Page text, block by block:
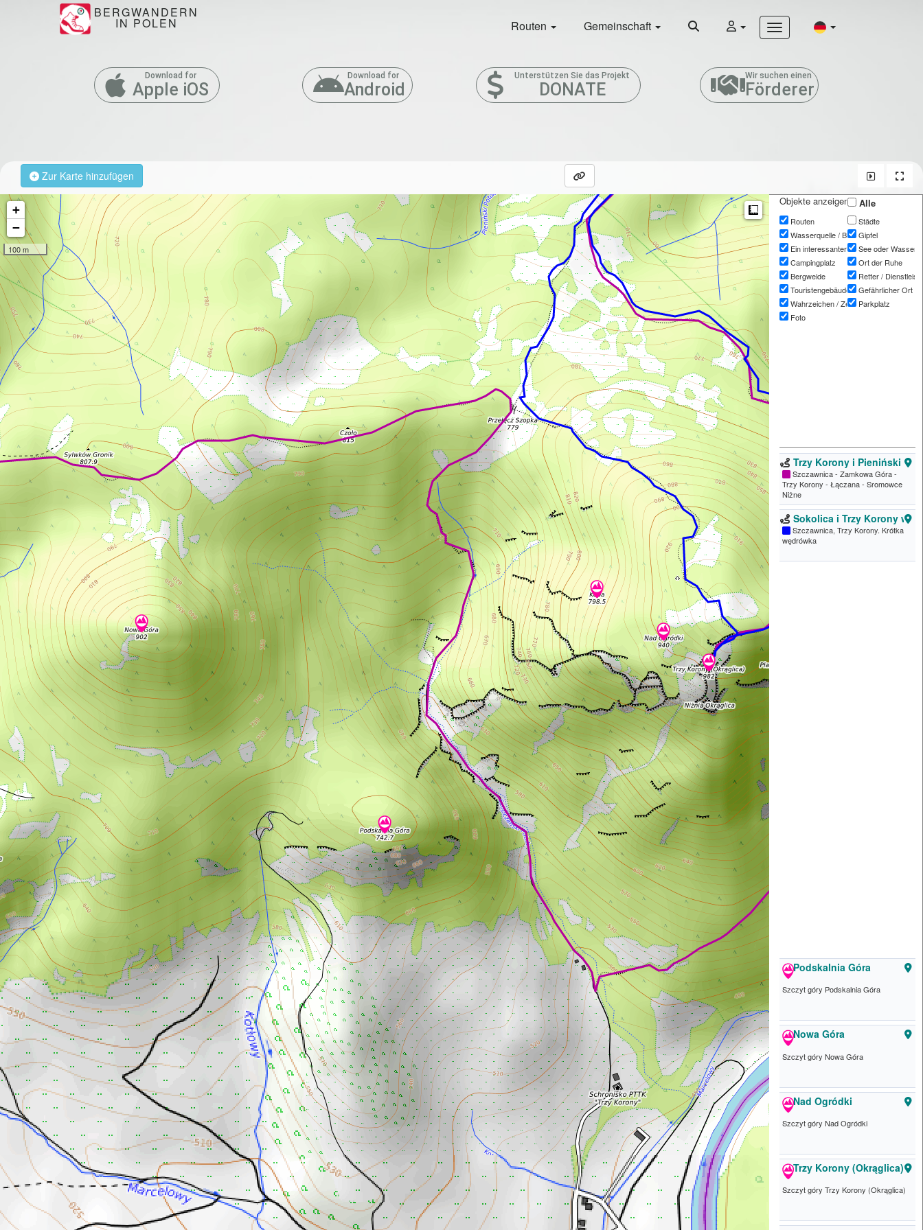
BERGWANDERN
IN POLEN Routen Gemeinschaft
Download for
Apple iOS
Download for
Android
Unterstützen Sie das Projekt
DONATE
Wir suchen einen
Förderer
Zur Karte hinzufügen
+
−
100 m
Measure
Objekte anzeigen
Routen
Wasserquelle / Brunnen
Ein interessanter Ort
Campingplatz
Bergweide
Touristengebäude
Wahrzeichen / Zeiger
Foto
Alle
Städte
Gipfel
See oder
Ort der Ruhe
Retter /
Gefährlicher Ort
Parkplatz
Trzy Korony i Pieniński
Szczawnica - Zamkowa Góra -
Trzy Korony - Łączana - Sromowce
Niżne
Sokolica i Trzy Korony w
Szczawnica, Trzy Korony. Krótka
wędrówka
Podskalnia Góra
Szczyt góry Podskalnia Góra
Nowa Góra
Szczyt góry Nowa Góra
Nad Ogródki
Szczyt góry Nad Ogródki
Trzy Korony (Okrąglica)
Szczyt góry Trzy Korony (Okrąglica)